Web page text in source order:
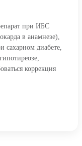
при ИБС
в анамнезе),
сахарном диабете,
коррекция